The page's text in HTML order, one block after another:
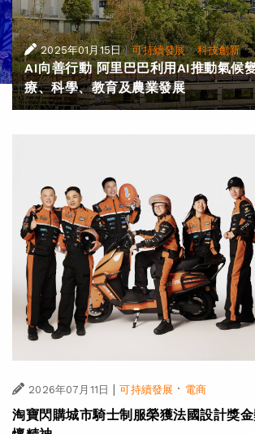
2025年01月15日 |可持續發展·科技創新
AI向善行動 阿里巴巴利用AI推動氣候
療、科學、教育及農業發展
2026年07月11日 可持續發展 · 電商
淘寶閃購城市騎士制服榮獲法國設計獎